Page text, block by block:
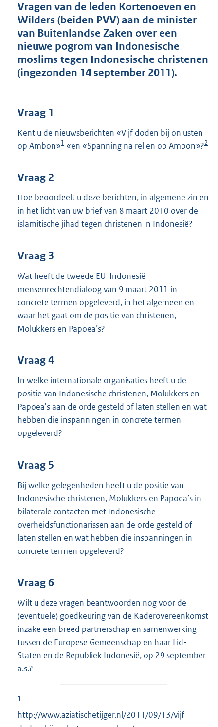
d
s
g
r
o
o
t
K
b
Vragen van de leden Kortenoeven en
Wilders (beiden PVV) aan de minister
van Buitenlandse Zaken over een
nieuwe pogrom van Indonesische
moslims tegen Indonesische christenen
(ingezonden 14 september 2011).
Vraag 1
Kent u de nieuwsberichten «Vijf doden bij onlusten
op Ambon»1 «en «Spanning na rellen op Ambon»?2
Vraag 2
Hoe beoordeelt u deze berichten, in algemene zin en
in het licht van uw brief van 8 maart 2010 over de
islamitische jihad tegen christenen in Indonesië?
Vraag 3
Wat heeft de tweede EU-Indonesië
mensenrechtendialoog van 9 maart 2011 in
concrete termen opgeleverd, in het algemeen en
waar het gaat om de positie van christenen,
Molukkers en Papoea’s?
Vraag 4
In welke internationale organisaties heeft u de
positie van Indonesische christenen, Molukkers en
Papoea's aan de orde gesteld of laten stellen en wat
hebben die inspanningen in concrete termen
opgeleverd?
Vraag 5
Bij welke gelegenheden heeft u de positie van
Indonesische christenen, Molukkers en Papoea’s in
bilaterale contacten met Indonesische
overheidsfunctionarissen aan de orde gesteld of
laten stellen en wat hebben die inspanningen in
concrete termen opgeleverd?
Vraag 6
Wilt u deze vragen beantwoorden nog voor de
(eventuele) goedkeuring van de Kaderovereenkomst
inzake een breed partnerschap en samenwerking
tussen de Europese Gemeenschap en haar Lid-
Staten en de Republiek Indonesië, op 29 september
a.s.?
1
http://www.aziatischetijger.nl/2011/09/13/vijf-